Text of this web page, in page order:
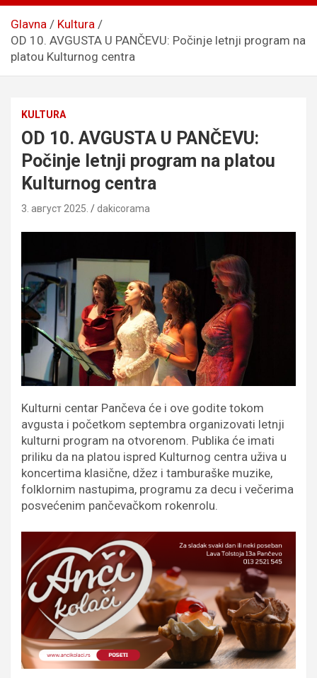
Glavna
Kultura
OD 10. AVGUSTA U PANČEVU: Počinje letnji program na
platou Kulturnog centra
KULTURA
OD 10. AVGUSTA U PANČEVU:
Počinje letnji program na platou
Kulturnog centra
3. август 2025. dakicorama
Kulturni centar Pančeva će i ove godite tokom
avgusta i početkom septembra organizovati letnji
kulturni program na otvorenom. Publika će imati
priliku da na platou ispred Kulturnog centra uživa u
koncertima klasične, džez i tamburaške muzike,
folklornim nastupima, programu za decu i večerima
posvećenim pančevačkom rokenrolu.